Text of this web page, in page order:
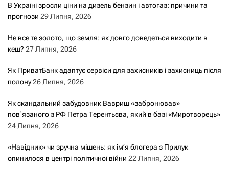
В Україні зросли ціни на дизель бензин і автогаз: причини та
прогнози 29 Липня, 2026
Не все те золото, що земля: як довго доведеться виходити в
кеш? 27 Липня, 2026
Як ПриватБанк адаптує сервіси для захисників і захисниць після
полону26 Липня, 2026
Як скандальний забудовник Вавриш «забронював»
повʼязаного з РФ Петра Терентьєва, який в базі «Миротворець»
24 Липня, 2026
«Навідник» чи зручна мішень: як ім’я блогера з Прилук
опинилося в центрі політичної війни 22 Липня, 2026